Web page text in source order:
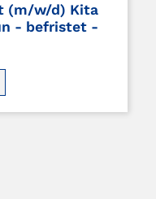
(m/w/d) Kita
- befristet -